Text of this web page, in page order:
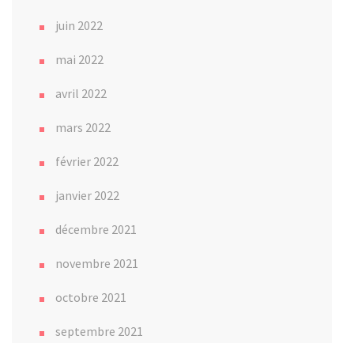
juin 2022
mai 2022
avril 2022
mars 2022
février 2022
janvier 2022
décembre 2021
novembre 2021
octobre 2021
septembre 2021